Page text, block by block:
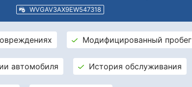
WVGAV3AX9EW547318
Модифицированный пробег
автомобиля История обслуживания